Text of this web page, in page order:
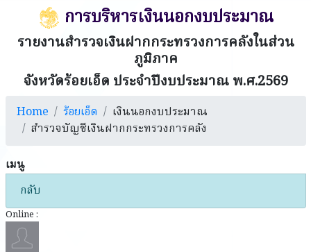
การบริหารเงินนอกงบประมาณ
รายงานสำรวจเงินฝากกระทรวงการคลังในส่วน
ภูมิภาค
จังหวัดร้อยเอ็ด ประจำปีงบประมาณ พ.ศ.2569
Home ร้อยเอ็ด
เงินนอกงบประมาณ
สำรวจบัญชีเงินฝากกระทรวงการคลัง
เมนู
กลับ
Online :